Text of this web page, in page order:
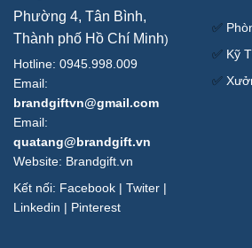
Phường 4, Tân Bình,
Thành phố Hồ Chí Minh)
Hotline: 0945.998.009
Email:
brandgiftvn@gmail.com
Email:
quatang@brandgift.vn
Website: Brandgift.vn
Kết nối: Facebook | Twiter |
Linkedin | Pinterest
✅
✅ Kỹ
✅